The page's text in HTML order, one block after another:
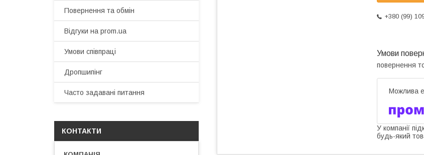
+380 (99)
повернення
У компанії
будь-який
Повернення та обмін
Відгуки на prom.ua
Умови співпраці
Дропшипінг
Часто задавані питання
КОНТАКТИ